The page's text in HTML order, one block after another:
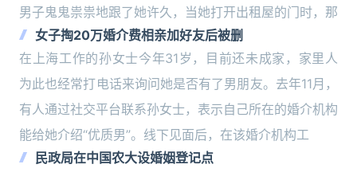
男子鬼鬼祟祟地跟了她许久，当她打开出租屋的门时，那
女子掏20万婚介费相亲加好友后被删
在上海工作的孙女士今年31岁，目前还未成家，家里人
为此也经常打电话来询问她是否有了男朋友。去年11月，
有人通过社交平台联系孙女士，表示自己所在的婚介机构
能给她介绍“优质男”。线下见面后，在该婚介机构工
民政局在中国农大设婚姻登记点